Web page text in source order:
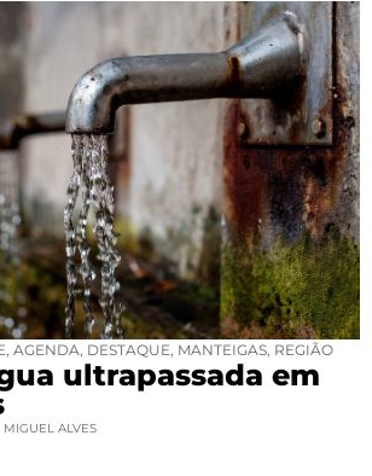
, AGENDA, DESTAQUE, MANTEIGAS, REGIÃO
ultrapassada em
MIGUEL ALVES